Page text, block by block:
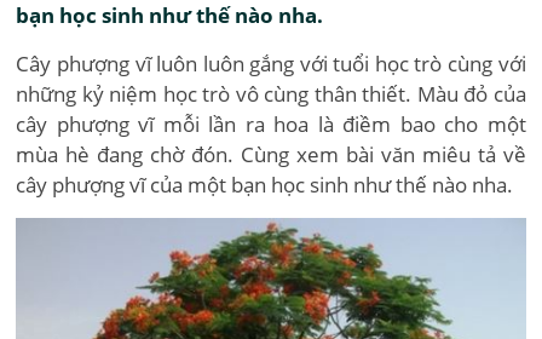
bạn học sinh như thế nào nha.
Cây phượng vĩ luôn luôn gắng với tuổi học trò cùng với
những kỷ niệm học trò vô cùng thân thiết. Màu đỏ của
cây phượng vĩ mỗi lần ra hoa là điềm bao cho một
mùa hè đang chờ đón. Cùng xem bài văn miêu tả về
cây phượng vĩ của một bạn học sinh như thế nào nha.